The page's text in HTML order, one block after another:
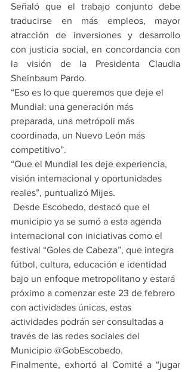
Señaló que el trabajo conjunto debe
traducirse en más empleos, mayor
atracción de inversiones y desarrollo
con justicia social, en concordancia con
la visión de la Presidenta Claudia
Sheinbaum Pardo.
“Eso es lo que queremos que deje el
Mundial: una generación más
preparada, una metrópoli más
coordinada, un Nuevo León más
competitivo”.
“Que el Mundial les deje experiencia,
visión internacional y oportunidades
reales”, puntualizó Mijes.
Desde Escobedo, destacó que el
municipio ya se sumó a esta agenda
internacional con iniciativas como el
festival “Goles de Cabeza”, que integra
fútbol, cultura, educación e identidad
bajo un enfoque metropolitano y estará
próximo a comenzar este 23 de febrero
con actividades únicas, estas
actividades podrán ser consultadas a
través de las redes sociales del
Municipio @GobEscobedo.
Finalmente, exhortó al Comité a “jugar